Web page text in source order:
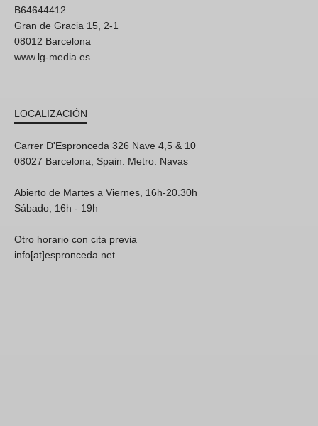
B64644412
Gran de Gracia 15, 2-1
08012 Barcelona
www.lg-media.es
LOCALIZACIÓN
Carrer D'Espronceda 326 Nave 4,5 & 10
08027 Barcelona, Spain. Metro: Navas
Abierto de Martes a Viernes, 16h-20.30h
Sábado, 16h - 19h
Otro horario con cita previa
info[at]espronceda.net